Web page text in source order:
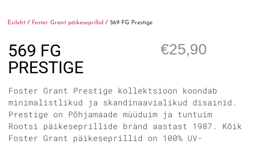
Esileht / Foster Grant päikeseprillid / 569 FG Prestige
569 FG
PRESTIGE
€25,90
Foster Grant Prestige kollektsioon koondab
minimalistlikud ja skandinaavialikud disainid.
Prestige on Põhjamaade müüduim ja tuntuim
Rootsi päikeseprillide bränd aastast 1987. Kõik
Foster Grant päikeseprillid on 100% UV-